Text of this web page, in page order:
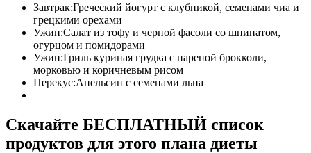
Завтрак:Греческий йогурт с клубникой, семенами чиа и
грецкими орехами
Ужин:Салат из тофу и черной фасоли со шпинатом,
огурцом и помидорами
Ужин:Гриль куриная грудка с пареной брокколи,
морковью и коричневым рисом
Перекус:Апельсин с семенами льна
Скачайте БЕСПЛАТНЫЙ список
продуктов для этого плана диеты